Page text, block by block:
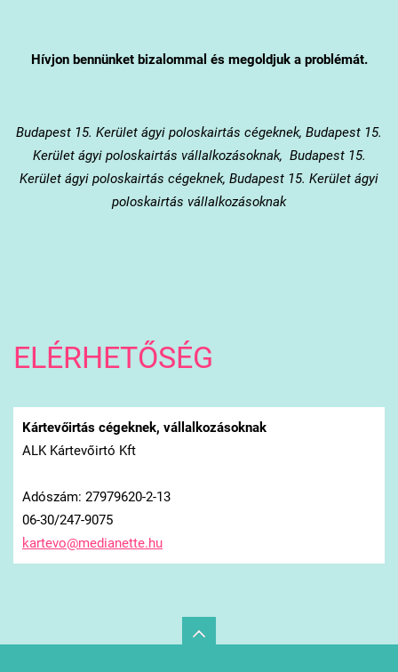
Hívjon bennünket bizalommal és megoldjuk a problémát.
Budapest 15. Kerület ágyi poloskairtás cégeknek, Budapest 15.
Kerület ágyi poloskairtás vállalkozásoknak, Budapest 15.
Kerület ágyi poloskairtás cégeknek, Budapest 15. Kerület ágyi
poloskairtás vállalkozásoknak
ELÉRHETŐSÉG
Kártevőirtás cégeknek, vállalkozásoknak
ALK Kártevőirtó Kft
Adószám: 27979620-2-13
06-30/247-9075
kartevo@medianette.hu